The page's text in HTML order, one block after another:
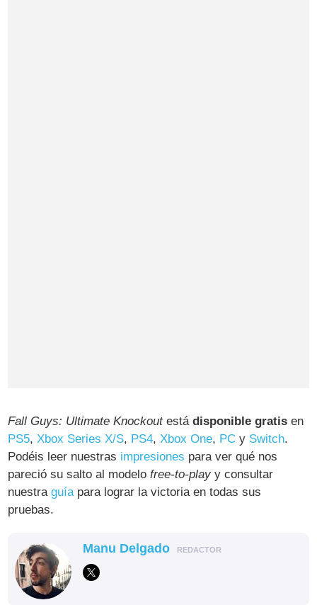
Fall Guys: Ultimate Knockoutestádisponible gratis en
PS5, Xbox Series X/S, PS4, Xbox One, PC y Switch.
Podéis leer nuestras impresiones para ver qué nos
pareció su salto al modelofree-to-play y consultar
nuestraguía para lograr la victoria en todas sus
pruebas.
Manu Delgado REDACTOR